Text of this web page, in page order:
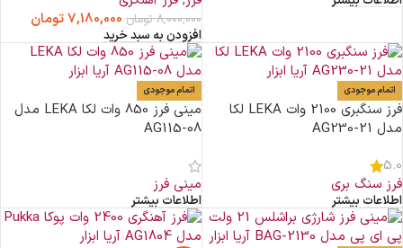
8,000,000تومان 7,180,000تومان
افزودن به سبد خرید
اتمام موجودی
فرز سنگبری 2100 وات LEKA لکا
مدل AG230-21
5.0
فرز سنگ بری
اطلاعات بیشتر
اتمام موجودی
مینی فرز 850 وات لکا LEKA مدل
AG115-08
مینی فرز
اطلاعات بیشتر